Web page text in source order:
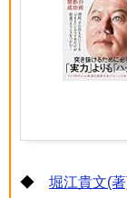
◆ 堀江貴文(